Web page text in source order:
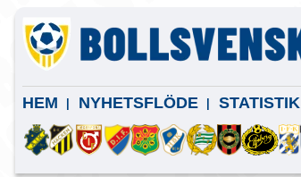
HEM NYHETSFLÖDE STATISTIK